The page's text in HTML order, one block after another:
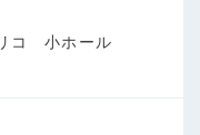
コ 小ホール